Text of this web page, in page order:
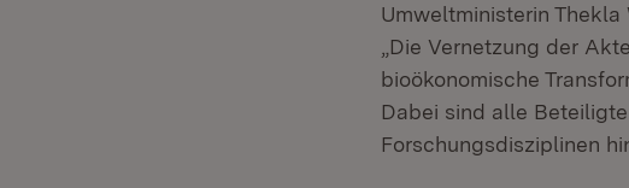
Umweltministerin
„Die Vernetzung der
bioökonomische
Dabei sind alle
Forschungsdisziplinen